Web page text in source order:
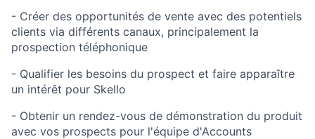
- Créer des opportunités de vente avec des potentiels
clients via différents canaux, principalement la
prospection téléphonique
- Qualifier les besoins du prospect et faire apparaître
un intérêt pour Skello
- Obtenir un rendez-vous de démonstration du produit
avec vos prospects pour l'équipe d'Accounts